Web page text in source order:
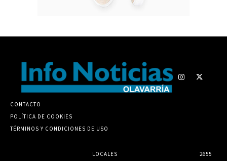
CONTACTO
POLÍTICA DE COOKIES
TÉRMINOS Y CONDICIONES DE USO
LOCALES 2655